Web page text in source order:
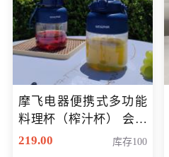
摩飞电器便携式多功能
料理杯（榨汁杯） 会员
专享价118元
219.00 库存100